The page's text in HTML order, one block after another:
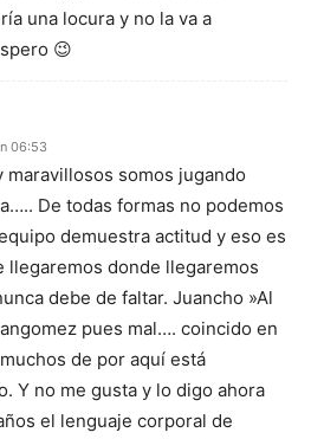
una locura y no la va a
😉
06:53
maravillosos somos jugando
De todas formas no podemos
demuestra actitud y eso es
llegaremos donde llegaremos
debe de faltar. Juancho »Al
pues mal…. coincido en
de por aquí está
Y no me gusta y lo digo ahora
el lenguaje corporal de